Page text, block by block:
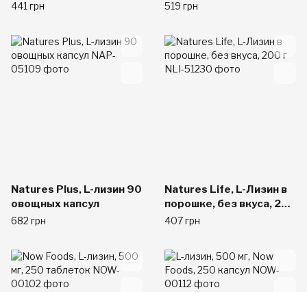
капсул
441 грн
растительных капсул
519 грн
Natures Plus, L-лизин 90
овощных капсул
682 грн
Natures Life, L-Лизин в
порошке, без вкуса, 200
г
407 грн